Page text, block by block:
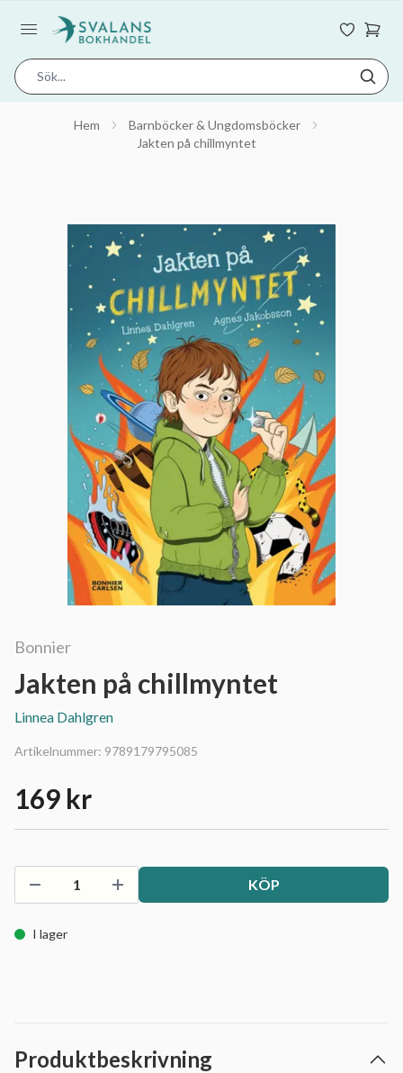
Hem
Barnböcker & Ungdomsböcker
Jakten på chillmyntet
Bonnier
Jakten på chillmyntet
Linnea Dahlgren
Artikelnummer: 9789179795085
169 kr
KÖP
I lager
Produktbeskrivning